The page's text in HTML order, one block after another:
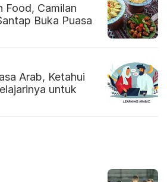
Food, Camilan
Buka Puasa
Arab, Ketahui
untuk